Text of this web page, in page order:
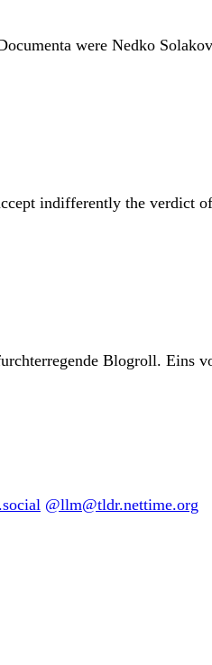
were Nedko
indifferently the verdict
Blogroll. Eins
@llm@tldr.nettime.org